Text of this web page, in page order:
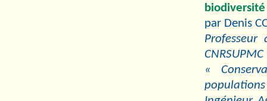
biodiversité
par Denis
CNRSUPMC
«
populations